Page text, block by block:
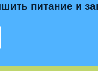
питание и